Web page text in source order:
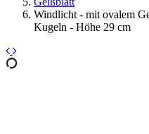
Windlicht - mit ovalem
Kugeln - Höhe 29 cm